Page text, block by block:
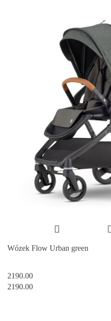
Wózek Flow Urban green
2190.00
2190.00